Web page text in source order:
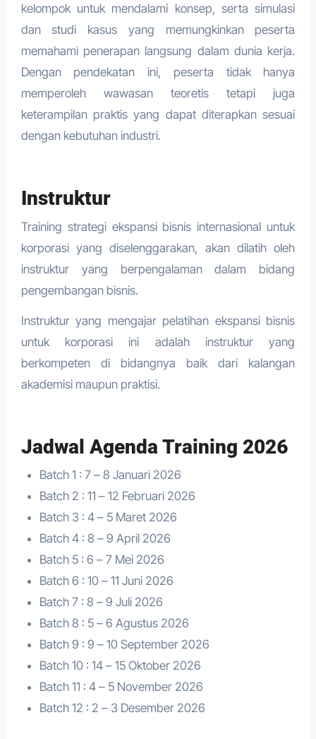
kelompok untuk mendalami konsep, serta simulasi
dan studi kasus yang memungkinkan peserta
memahami penerapan langsung dalam dunia kerja.
Dengan pendekatan ini, peserta tidak hanya
memperoleh wawasan teoretis tetapi juga
keterampilan praktis yang dapat diterapkan sesuai
dengan kebutuhan industri.
Instruktur
Training strategi ekspansi bisnis internasional untuk
korporasi yang diselenggarakan, akan dilatih oleh
instruktur yang berpengalaman dalam bidang
pengembangan bisnis.
Instruktur yang mengajar pelatihan ekspansi bisnis
untuk korporasi ini adalah instruktur yang
berkompeten di bidangnya baik dari kalangan
akademisi maupun praktisi.
Jadwal Agenda Training 2026
Batch 1 : 7 – 8 Januari 2026
Batch 2 : 11 – 12 Februari 2026
Batch 3 : 4 – 5 Maret 2026
Batch 4 : 8 – 9 April 2026
Batch 5 : 6 – 7 Mei 2026
Batch 6 : 10 – 11 Juni 2026
Batch 7 : 8 – 9 Juli 2026
Batch 8 : 5 – 6 Agustus 2026
Batch 9 : 9 – 10 September 2026
Batch 10 : 14 – 15 Oktober 2026
Batch 11 : 4 – 5 November 2026
Batch 12 : 2 – 3 Desember 2026